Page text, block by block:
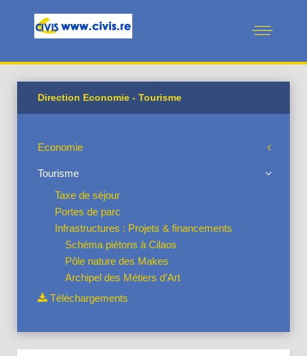
Direction Economie - Tourisme
Economie
Tourisme
Taxe de séjour
Portes de parc
Infrastructures : Projets & financements
Schéma piétons à Cilaos
Pôle nature des Makes
Archipel des Métiers d’Art
Téléchargements